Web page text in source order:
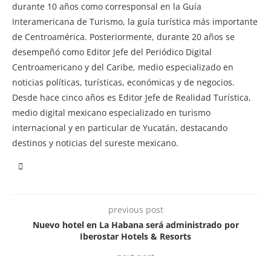
durante 10 años como corresponsal en la Guía
Interamericana de Turismo, la guía turística más importante
de Centroamérica. Posteriormente, durante 20 años se
desempeñó como Editor Jefe del Periódico Digital
Centroamericano y del Caribe, medio especializado en
noticias políticas, turísticas, económicas y de negocios.
Desde hace cinco años es Editor Jefe de Realidad Turística,
medio digital mexicano especializado en turismo
internacional y en particular de Yucatán, destacando
destinos y noticias del sureste mexicano.
previous post
Nuevo hotel en La Habana será administrado por
Iberostar Hotels & Resorts